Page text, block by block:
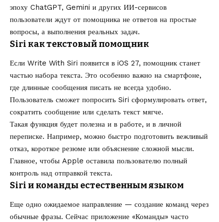
эпоху ChatGPT, Gemini и других ИИ-сервисов
пользователи ждут от помощника не ответов на простые
вопросы, а выполнения реальных задач.
Siri как текстовый помощник
Если Write With Siri появится в iOS 27, помощник станет
частью набора текста. Это особенно важно на смартфоне,
где длинные сообщения писать не всегда удобно.
Пользователь сможет попросить Siri сформулировать ответ,
сократить сообщение или сделать текст мягче.
Такая функция будет полезна и в работе, и в личной
переписке. Например, можно быстро подготовить вежливый
отказ, короткое резюме или объяснение сложной мысли.
Главное, чтобы Apple оставила пользователю полный
контроль над отправкой текста.
Siri и команды естественным языком
Еще одно ожидаемое направление — создание команд через
обычные фразы. Сейчас приложение «Команды» часто